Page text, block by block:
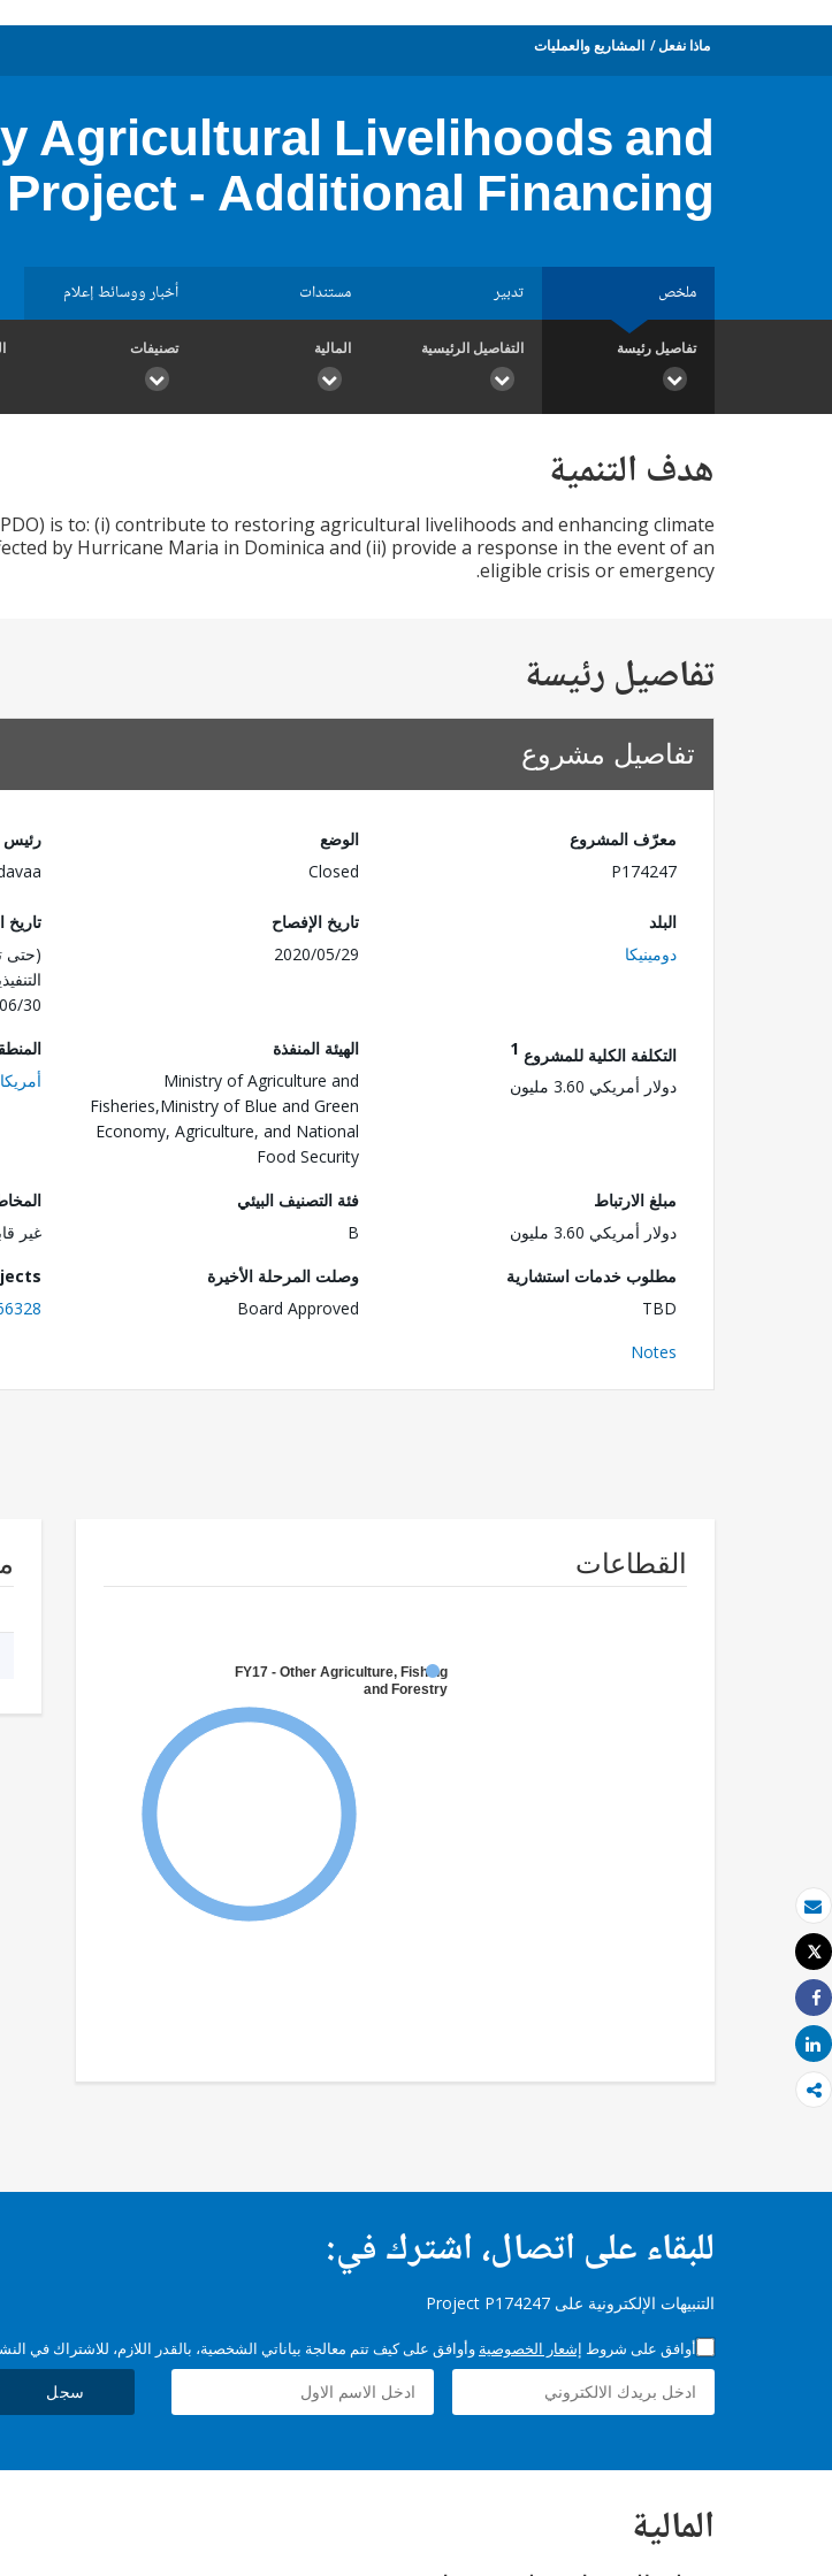
بريد الكتروني
طباعة
Tweet
Share
Share
ماذا نفعل المشاريع والعمليات
Agricultural Livelihoods and
- Additional Financing
ملخص تدبير مستندات أخبار ووسائط إعلام
تفاصيل رئيسة التفاصيل الرئيسية المالية تصنيفات
هدف التنمية
is to: (i) contribute to restoring agricultural livelihoods and enhancing climate
by Hurricane Maria in Dominica and (ii) provide a response in the event of an
eligible crisis or emergency.
تفاصيل رئيسة
تفاصيل مشروع
معرّف المشروع
P174247
الوضع
Closed
رئيس
البلد
دومينيكا
تاريخ الإفصاح
2020/05/29
تاريخ
(حتى
30
التكلفة الكلية للمشروع 1
دولار أمريكي 3.60 مليون
الهيئة المنفذة
Ministry of Agriculture and
Fisheries,Ministry of Blue and Green
Economy, Agriculture, and National
Food Security
مبلغ الارتباط
دولار أمريكي 3.60 مليون
فئة التصنيف البيئي
B
غير
مطلوب خدمات استشارية
TBD
وصلت المرحلة الأخيرة
Board Approved
Notes
القطاعات
FY17 - Other Agriculture, Fishing
and Forestry
للبقاء على اتصال، اشترك في:
التنبيهات الإلكترونية على Project P174247
أوافق على شروط إشعار الخصوصية وأوافق على كيف تتم معالجة بياناتي الشخصية، بالقدر اللازم، للاشتراك في
سجل
المالية